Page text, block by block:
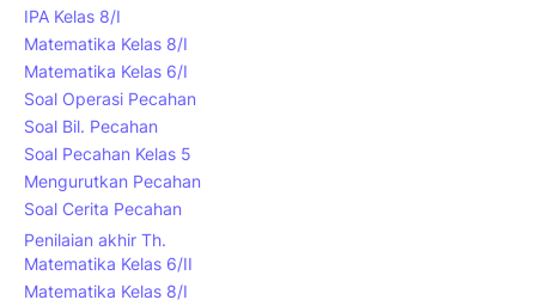
IPA Kelas 8/I
Matematika Kelas 8/I
Matematika Kelas 6/I
Soal Operasi Pecahan
Soal Bil. Pecahan
Soal Pecahan Kelas 5
Mengurutkan Pecahan
Soal Cerita Pecahan
Penilaian akhir Th.
Matematika Kelas 6/II
Matematika Kelas 8/I